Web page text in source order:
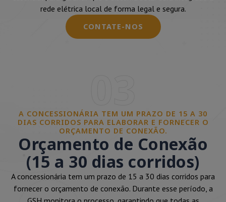
rede elétrica local de forma legal e segura.
CONTATE-NOS
A CONCESSIONÁRIA TEM UM PRAZO DE 15 A 30
DIAS CORRIDOS PARA ELABORAR E FORNECER O
ORÇAMENTO DE CONEXÃO.
Orçamento de Conexão
(15 a 30 dias corridos)
A concessionária tem um prazo de 15 a 30 dias corridos para
fornecer o orçamento de conexão. Durante esse período, a